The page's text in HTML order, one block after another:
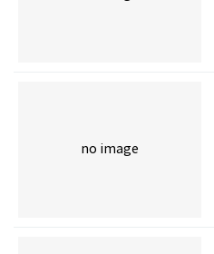
no image